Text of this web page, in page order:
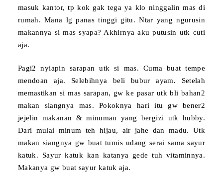
masuk kantor, tp kok gak tega ya klo ninggalin mas di
rumah. Mana lg panas tinggi gitu. Ntar yang ngurusin
makannya si mas syapa? Akhirnya aku putusin utk cuti
aja.
Pagi2 nyiapin sarapan utk si mas. Cuma buattempe
mendoan aja. Selebihnya beli bubur ayam. Setelah
memastikan si mas sarapan, gw ke pasar utk bli bahan2
makan siangnya mas. Pokoknya hari itu gw bener2
jejelin makanan & minuman yang bergizi utk hubby.
Dari mulai minum teh hijau, air jahe dan madu. Utk
makan siangnya gw buattumis udang serai samasayur
katuk. Sayur katuk kan katanya gede tuh vitaminnya.
Makanya gw buat sayur katuk aja.